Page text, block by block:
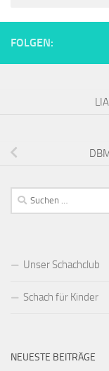
FOLGEN:
Suchen
nach:
Unser Schachclub
Schach für Kinder
NEUESTE BEITRÄGE